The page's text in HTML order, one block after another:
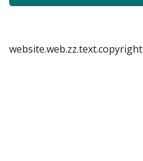
website.web.zz.text.copyright